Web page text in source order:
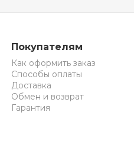
Покупателям
Как оформить заказ
Способы оплаты
Доставка
Обмен и возврат
Гарантия